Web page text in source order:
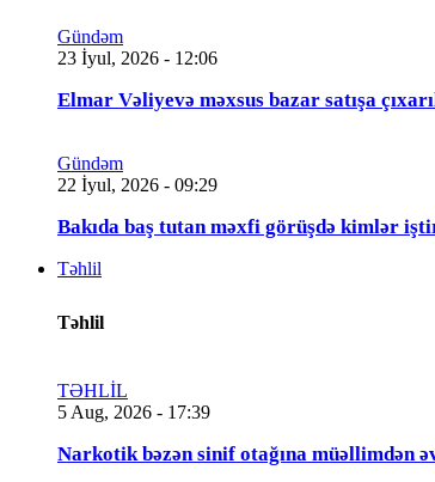
Gündəm
23 İyul, 2026 - 12:06
Elmar Vəliyevə məxsus bazar satışa
Gündəm
22 İyul, 2026 - 09:29
Bakıda baş tutan məxfi görüşdə kimlər
Təhlil
Təhlil
TƏHLİL
5 Aug, 2026 - 17:39
Narkotik bəzən sinif otağına